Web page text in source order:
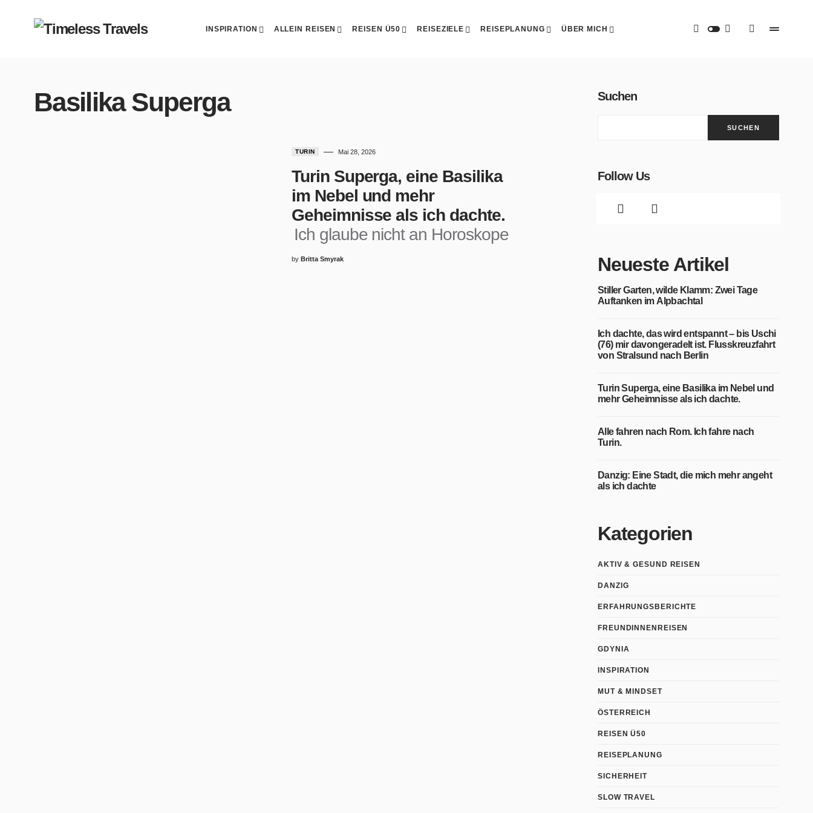
INSPIRATION ALLEIN REISEN REISEN Ü50 REISEZIELE REISEPLANUNG ÜBER MICH
Basilika Superga
TURIN Mai 28, 2026
Turin Superga, eine Basilika
im Nebel und mehr
Geheimnisse als ich dachte.
Ich glaube nicht an Horoskope
by Britta Smyrak
Suchen
SUCHEN
Follow Us
Neueste Artikel
Stiller Garten, wilde Klamm: Zwei Tage
Auftanken im Alpbachtal
Ich dachte, das wird entspannt – bis Uschi
(76) mir davongeradelt ist. Flusskreuzfahrt
von Stralsund nach Berlin
Turin Superga, eine Basilika im Nebel und
mehr Geheimnisse als ich dachte.
Alle fahren nach Rom. Ich fahre nach
Turin.
Danzig: Eine Stadt, die mich mehr angeht
als ich dachte
Kategorien
AKTIV & GESUND REISEN
DANZIG
ERFAHRUNGSBERICHTE
FREUNDINNENREISEN
GDYNIA
INSPIRATION
MUT & MINDSET
ÖSTERREICH
REISEN Ü50
REISEPLANUNG
SICHERHEIT
SLOW TRAVEL